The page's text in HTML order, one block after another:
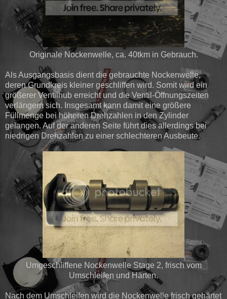
Originale Nockenwelle, ca. 40tkm in Gebrauch.
Als Ausgangsbasis dient die gebrauchte Nockenwelle,
deren Grundkreis kleiner geschliffen wird. Somit wird ein
größerer Ventilhub erreicht und die Ventil-Öffnungszeiten
verlängern sich. Insgesamt kann damit eine größere
Füllmenge bei höheren Drehzahlen in den Zylinder
gelangen. Auf der anderen Seite führt dies allerdings bei
niedrigen Drehzahlen zu einer schlechteren Ausbeute.
Umgeschliffene Nockenwelle Stage 2, frisch vom
Umschleifen und Härten.
Nach dem Umschleifen wird die Nockenwelle frisch gehärtet